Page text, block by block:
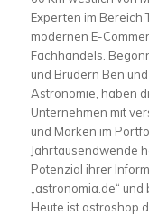
Experten im Bereich
modernen E-
Fachhandels.
und Brüdern Ben
Astronomie, haben
Unternehmen mit
und Marken im
Jahrtausendwende
Potenzial ihrer
„astronomia.de“
Heute ist